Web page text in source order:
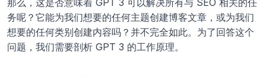
那么，这是否意味着 GPT 3 可以解决所有与 SEO 相关的任
务呢？它能为我们想要的任何主题创建博客文章，或为我们
想要的任何类别创建内容吗？并不完全如此。为了回答这个
问题，我们需要剖析 GPT 3 的工作原理。